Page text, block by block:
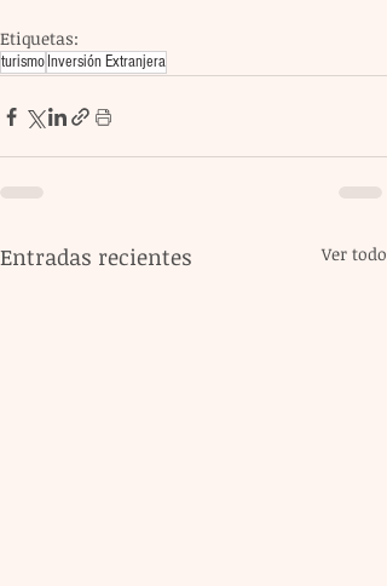
Etiquetas:
turismoInversión Extranjera
Entradas recientes Ver todo